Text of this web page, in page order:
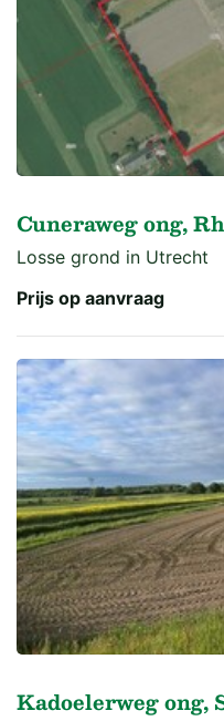
Cuneraweg ong,
Losse grond in Utrecht
Prijs op aanvraag
Kadoelerweg ong,